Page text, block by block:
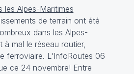
les Alpes-Maritimes
de terrain ont été
dans les Alpes-
à mal le réseau routier,
ferroviaire. L'InfoRoutes 06
ce 24 novembre! Entre